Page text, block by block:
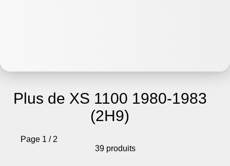
Plus de XS 1100 1980-1983
(2H9)
Page 1 / 2
39 produits